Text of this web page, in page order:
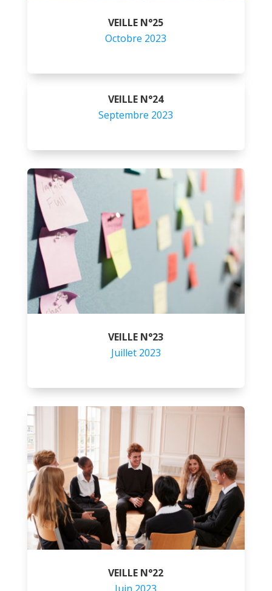
VEILLE N°25
Octobre 2023
VEILLE N°24
Septembre 2023
VEILLE N°23
Juillet 2023
VEILLE N°22